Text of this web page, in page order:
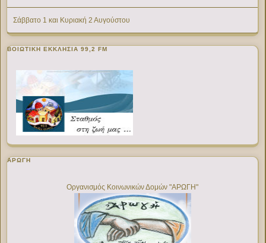
Σάββατο 1 και Κυριακή 2 Αυγούστου
ΒΟΙΩΤΙΚΉ ΕΚΚΛΗΣΊΑ 99,2 FM
ΑΡΩΓΗ
Οργανισμός Κοινωνικών Δομών "ΑΡΩΓΗ"